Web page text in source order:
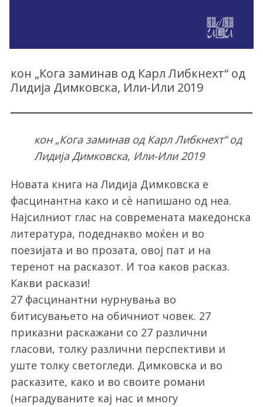
кон „Кога заминав од Карл Либкнехт“ од
Лидија Димковска, Или-Или 2019
кон „Кога заминав од Карл Либкнехт“ од
Лидија Димковска, Или-Или 2019
Новата книга на Лидија Димковска e
фасцинантна како и сѐ напишано од неа.
Најсилниот глас на современата македонска
литература, подеднакво моќен и во
поезијата и во прозата, овој пат и на
теренот на расказот. И тоа каков расказ.
Какви раскази!
27 фасцинантни нурнувања во
битисувањето на обичниот човек. 27
приказни раскажани со 27 различни
гласови, толку различни перспективи и
уште толку светогледи. Димковска и во
расказите, како и во своите романи
(наградуваните кај нас и многу